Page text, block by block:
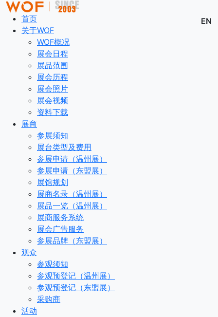
EN
首页
关于WOF
WOF概况
展会日程
展品范围
展会历程
展会照片
展会视频
资料下载
展商
参展须知
展台类型及费用
参展申请（温州展）
参展申请（东盟展）
展馆规划
展商名录（温州展）
展品一览（温州展）
展商服务系统
展会广告服务
参展品牌（东盟展）
观众
参观须知
参观预登记（温州展）
参观预登记（东盟展）
采购商
活动